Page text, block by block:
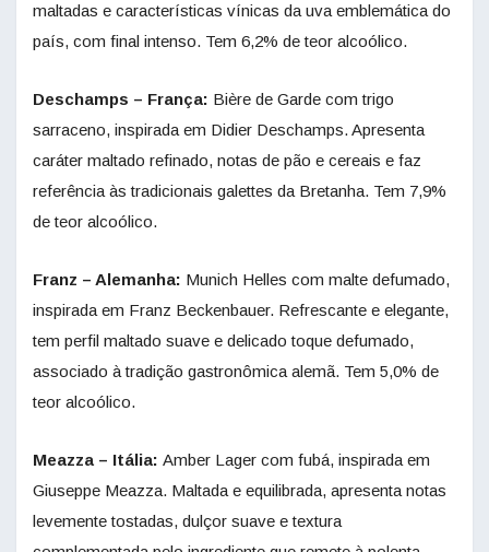
maltadas e características vínicas da uva emblemática do
país, com final intenso. Tem 6,2% de teor alcoólico.
Deschamps – França: Bière de Garde com trigo
sarraceno, inspirada em Didier Deschamps. Apresenta
caráter maltado refinado, notas de pão e cereais e faz
referência às tradicionais galettes da Bretanha. Tem 7,9%
de teor alcoólico.
Franz – Alemanha: Munich Helles com malte defumado,
inspirada em Franz Beckenbauer. Refrescante e elegante,
tem perfil maltado suave e delicado toque defumado,
associado à tradição gastronômica alemã. Tem 5,0% de
teor alcoólico.
Meazza – Itália: Amber Lager com fubá, inspirada em
Giuseppe Meazza. Maltada e equilibrada, apresenta notas
levemente tostadas, dulçor suave e textura